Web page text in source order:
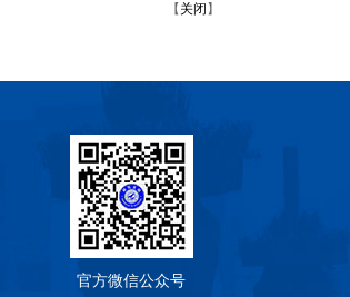
【 关闭 】
官方微信公众号